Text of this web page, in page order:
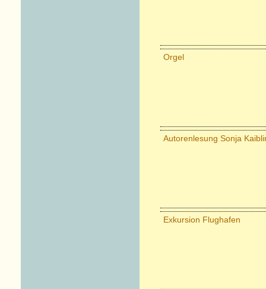
Orgel
Autorenlesung Sonja
Exkursion Flughafen